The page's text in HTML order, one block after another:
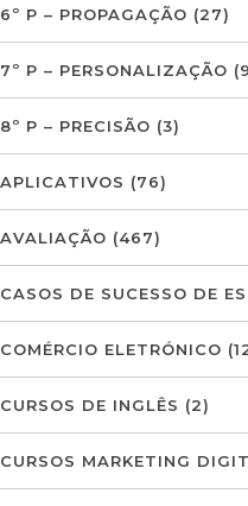
6º P – PROPAGAÇÃO (27)
7º P – PERSONALIZAÇÃO
8º P – PRECISÃO (3)
APLICATIVOS (76)
AVALIAÇÃO (467)
CASOS DE SUCESSO DE
COMÉRCIO ELETRÓNICO
CURSOS DE INGLÊS (2)
CURSOS MARKETING